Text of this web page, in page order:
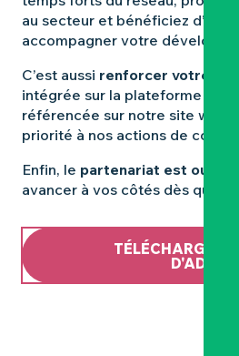
au secteur et bénéficiez d’un
accompagner votre
C’est aussi renforcer votre
intégrée sur la plateforme e-
référencée sur notre site web,
priorité à nos actions de
Enfin, le partenariat est ouvert
avancer à vos côtés dès que
TÉLÉCHARGER